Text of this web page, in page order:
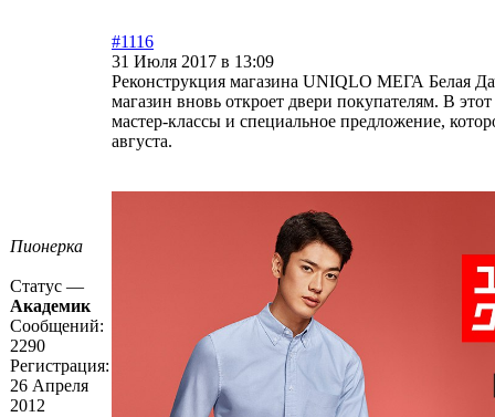
Пионерка
Статус —
Академик
Сообщений:
2290
Регистрация:
26 Апреля
2012
#1116
31 Июля 2017 в 13:09
Реконструкция магазина UNIQLO МЕГА Белая
магазин вновь откроет двери покупателям. В
мастер-классы и специальное предложение,
августа.